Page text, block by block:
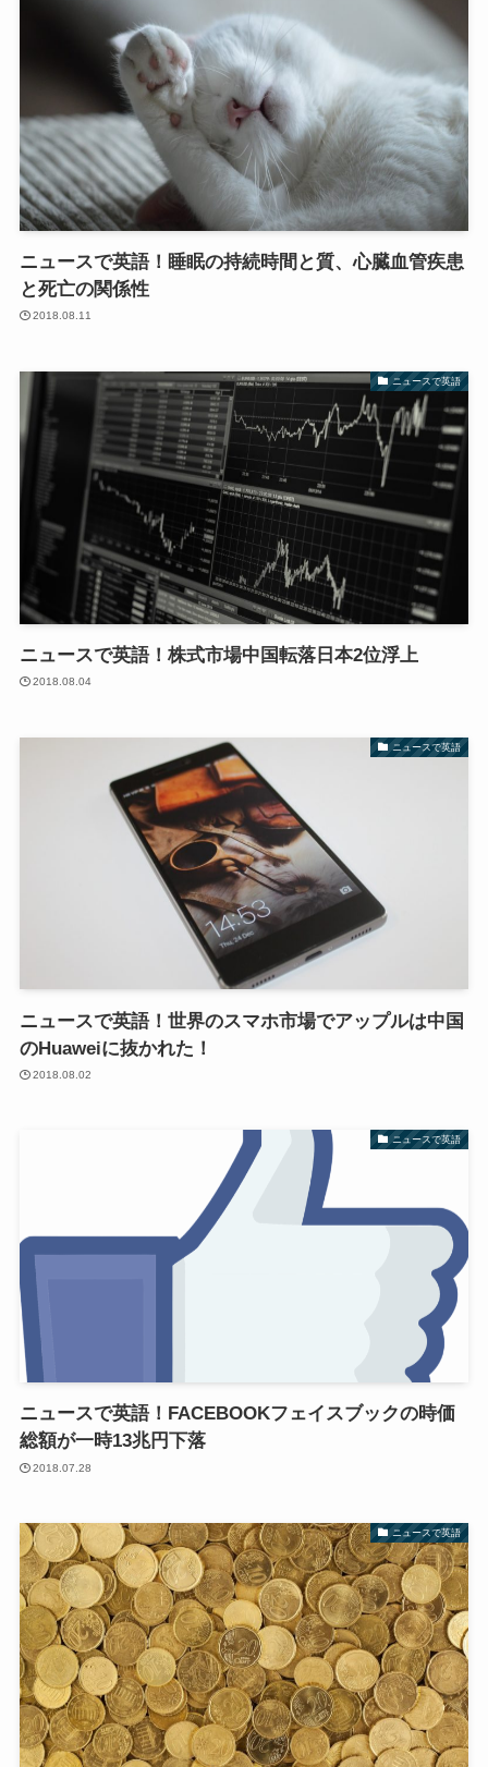
ニュースで英語！睡眠の持続時間と質、心臓血管疾患
と死亡の関係性
2018.08.11
ニュースで英語
ニュースで英語！株式市場中国転落日本2位浮上
2018.08.04
ニュースで英語
ニュースで英語！世界のスマホ市場でアップルは中国
のHuaweiに抜かれた！
2018.08.02
ニュースで英語
ニュースで英語！FACEBOOKフェイスブックの時価
総額が一時13兆円下落
2018.07.28
ニュースで英語